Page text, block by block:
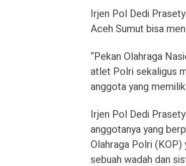
Irjen Pol Dedi
Aceh Sumut bisa
“Pekan Olahraga
atlet Polri sekaligus
anggota yang
Irjen Pol Dedi
anggotanya yang
Olahraga Polri
sebuah wadah dan